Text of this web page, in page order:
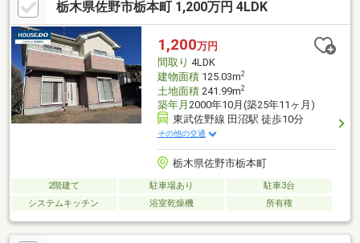
栃木県佐野市栃本町 1,200万円 4LDK
1,200万円
間取り 4LDK
建物面積125.03m2
土地面積241.99m2
築年月 2000年10月(築25年11ヶ月)
東武佐野線 田沼駅 徒歩10分
その他の交通
栃木県佐野市栃本町
2階建て 駐車場あり
駐車3台
システムキッチン
浴室乾燥機 所有権